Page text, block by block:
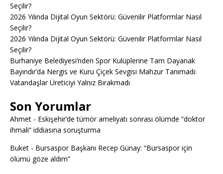
Seçilir?
2026 Yılında Dijital Oyun Sektörü: Güvenilir Platformlar Nasıl
Seçilir?
2026 Yılında Dijital Oyun Sektörü: Güvenilir Platformlar Nasıl
Seçilir?
Burhaniye Belediyesi’nden Spor Kulüplerine Tam Dayanak
Bayındır’da Nergis ve Kuru Çiçek Sevgisi Mahzur Tanımadı:
Vatandaşlar Üreticiyi Yalnız Bırakmadı
Son Yorumlar
Ahmet - Eskişehir’de tümör ameliyatı sonrası ölümde “doktor
ihmali” iddiasına soruşturma
Buket - Bursaspor Başkanı Recep Günay: “Bursaspor için
ölümü göze aldım”